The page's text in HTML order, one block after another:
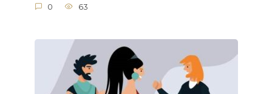
0 63